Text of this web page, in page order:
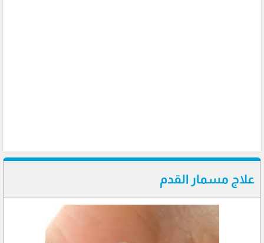
علاج مسمار القدم